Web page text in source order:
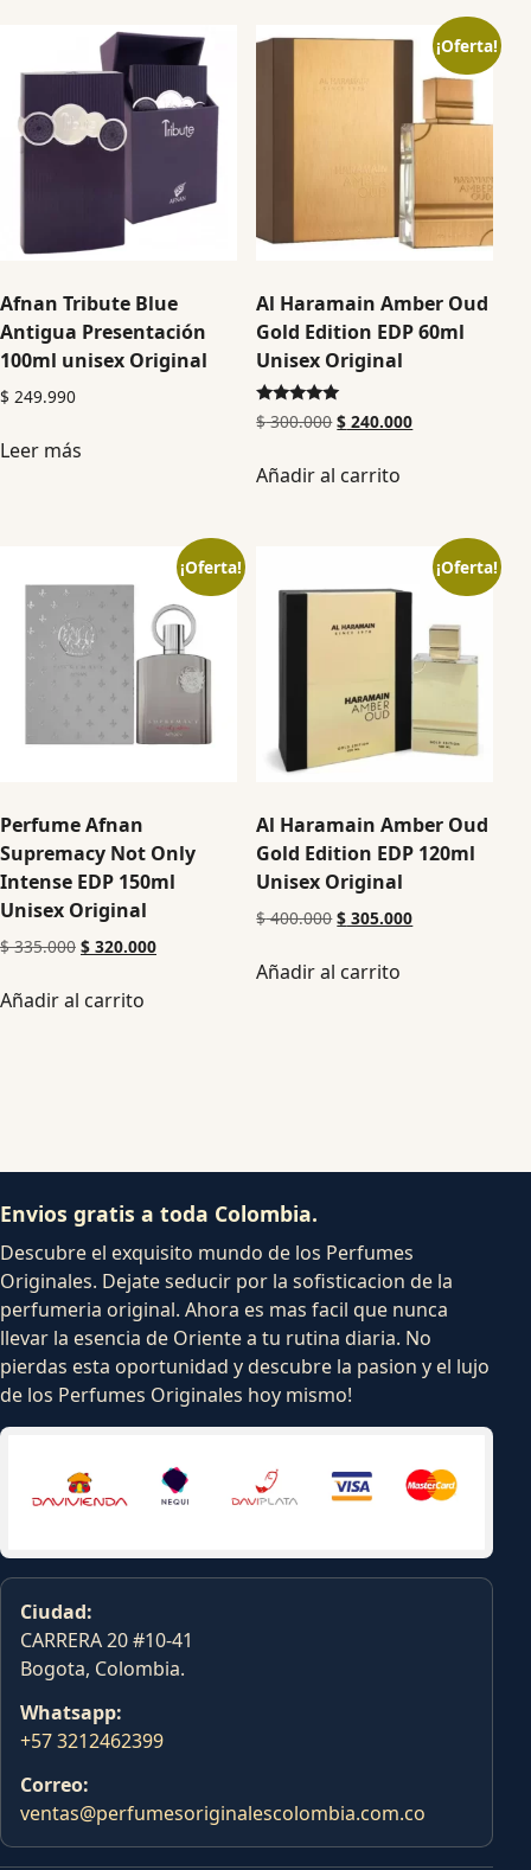
Afnan Tribute Blue
Antigua Presentación
100ml unisex Original
$ 249.990
Leer más
¡Oferta!
Al Haramain Amber Oud
Gold Edition EDP 60ml
Unisex Original
Valorado en
5.00
$300.000 $ 240.000
Añadir al carrito
¡Oferta!
Perfume Afnan
Supremacy Not Only
Intense EDP 150ml
Unisex Original
$335.000 $ 320.000
Añadir al carrito
¡Oferta!
Al Haramain Amber Oud
Gold Edition EDP 120ml
Unisex Original
$400.000 $ 305.000
Añadir al carrito
Envios gratis a toda Colombia.
Descubre el exquisito mundo de los Perfumes
Originales. Dejate seducir por la sofisticacion de la
perfumeria original. Ahora es mas facil que nunca
llevar la esencia de Oriente a tu rutina diaria. No
pierdas esta oportunidad y descubre la pasion y el lujo
de los Perfumes Originales hoy mismo!
Ciudad:
CARRERA 20 #10-41
Bogota, Colombia.
Whatsapp:
+57 3212462399
Correo:
ventas@perfumesoriginalescolombia.com.co